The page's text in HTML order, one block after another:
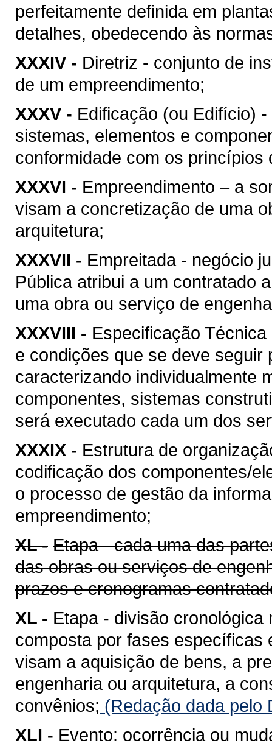
perfeitamente definida em
detalhes, obedecendo às
XXXIV - Diretriz - conjunto de
de um empreendimento;
XXXV - Edificação (ou Edifício)
sistemas, elementos e
conformidade com os
XXXVI - Empreendimento – a
visam a concretização de uma
arquitetura;
XXXVII - Empreitada - negócio
Pública atribui a um contratado
uma obra ou serviço de
XXXVIII - Especificação
e condições que se deve seguir
caracterizando individualmente
componentes, sistemas
será executado cada um dos
XXXIX - Estrutura de
codificação dos componentes/
o processo de gestão da
empreendimento;
XL - Etapa - cada uma das
das obras ou serviços de
prazos e cronogramas
XL - Etapa - divisão
composta por fases específicas
visam a aquisição de bens, a
engenharia ou arquitetura, a
convênios; (Redação dada pelo
XLI - Evento: ocorrência ou